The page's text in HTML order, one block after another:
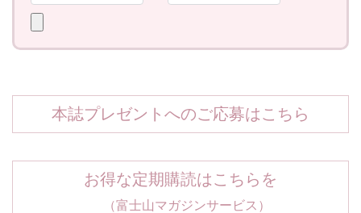
本誌プレゼントへのご応募はこちら
お得な定期購読はこちらを
（富士山マガジンサービス）